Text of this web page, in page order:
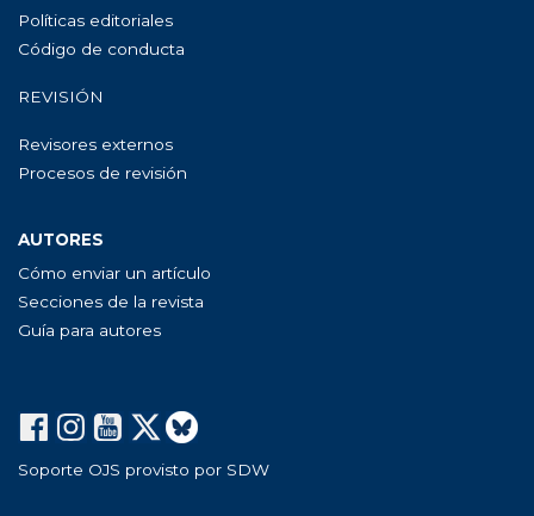
Políticas editoriales
Código de conducta
REVISIÓN
Revisores externos
Procesos de revisión
AUTORES
Cómo enviar un artículo
Secciones de la revista
Guía para autores
Soporte OJS provisto por SDW